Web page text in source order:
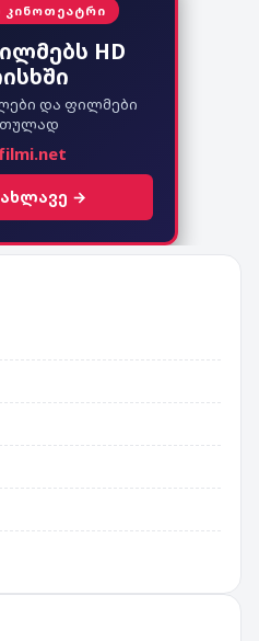
ᲙᲘᲜᲝᲗᲔᲐᲢᲠᲘ
HD
და ფილმები
→